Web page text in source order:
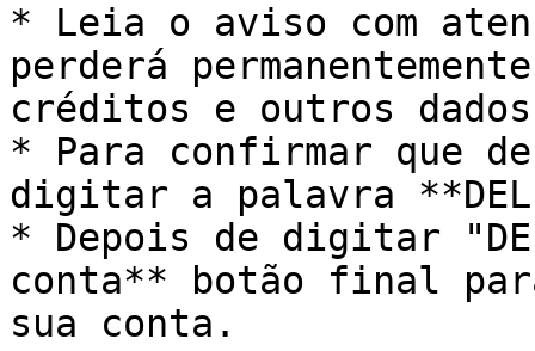
* Leia o aviso com
perderá
créditos e outros
* Para confirmar que
digitar a palavra
* Depois de digitar
conta** botão final para
sua conta.